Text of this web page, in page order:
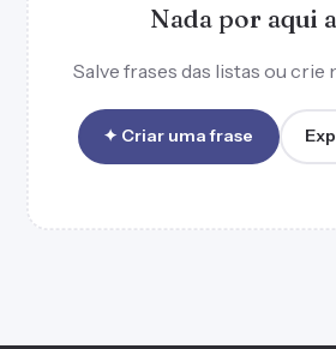
Nada por aqui
Salve frases das listas ou crie
✦ Criar uma frase